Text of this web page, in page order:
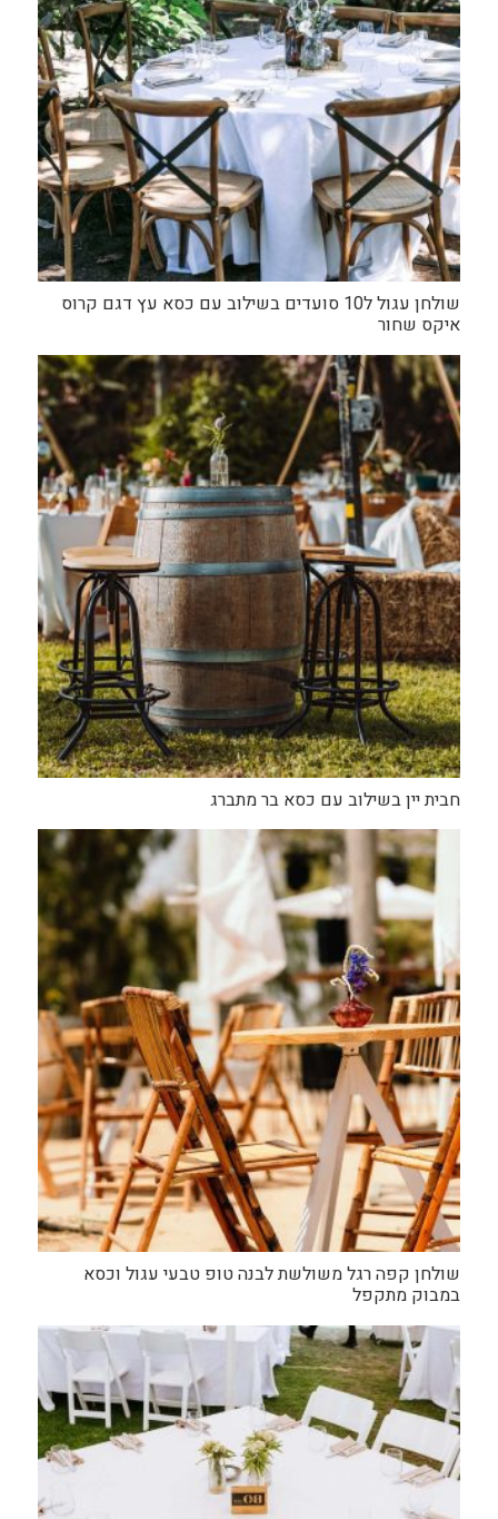
שולחן עגול ל10 סועדים בשילוב עם כסא עץ דגם קרוס
איקס שחור
חבית יין בשילוב עם כסא בר מתברג
שולחן קפה רגל משולשת לבנה טופ טבעי עגול וכסא
במבוק מתקפל